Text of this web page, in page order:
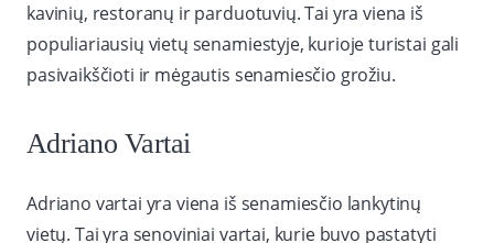
kavinių, restoranų ir parduotuvių. Tai yra viena iš
populiariausių vietų senamiestyje, kurioje turistai gali
pasivaikščioti ir mėgautis senamiesčio grožiu.
Adriano Vartai
Adriano vartai yra viena iš senamiesčio lankytinų
vietų. Tai yra senoviniai vartai, kurie buvo pastatyti